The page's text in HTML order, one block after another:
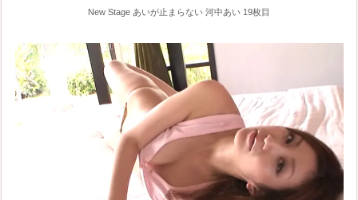
New Stage あいが止まらない 河中あい 19枚目